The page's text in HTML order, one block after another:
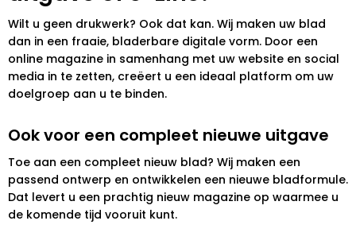
Wilt u geen drukwerk? Ook dat kan. Wij maken uw blad
dan in een fraaie, bladerbare digitale vorm. Door een
online magazine in samenhang met uw website en social
media in te zetten, creëert u een ideaal platform om uw
doelgroep aan u te binden.
Ook voor een compleet nieuwe uitgave
Toe aan een compleet nieuw blad? Wij maken een
passend ontwerp en ontwikkelen een nieuwe bladformule.
Dat levert u een prachtig nieuw magazine op waarmee u
de komende tijd vooruit kunt.